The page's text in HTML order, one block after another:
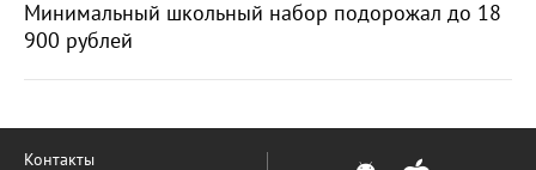
Минимальный школьный набор подорожал до 18
900 рублей
Контакты